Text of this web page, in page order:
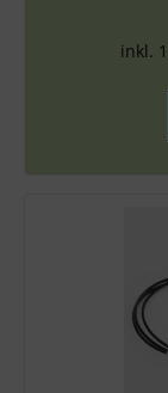
inkl.